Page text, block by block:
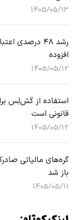
1405/05/13
رشد ۴۸
افزوده
1405/05/12
استفاده از کَش‌لِس
قانونی است
1405/05/12
گره‌های مالیاتی
باز شد
1405/05/11